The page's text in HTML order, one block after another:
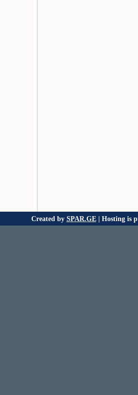
Created by SPAR.GE| Hosting is